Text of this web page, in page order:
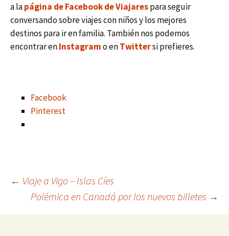
a lapágina de Facebook de Viajarespara seguir
conversando sobre viajes con niños y los mejores
destinos para ir en familia. También nos podemos
encontrar enInstagramo enTwittersi prefieres.
Facebook
Pinterest
Navegación
de
← Viaje a Vigo – Islas Cíes
Polémica en Canadá por los nuevos billetes →